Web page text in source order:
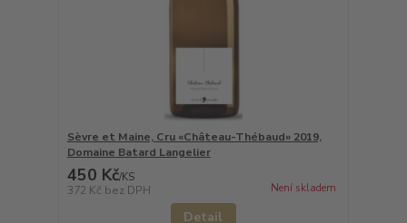
Sèvre et Maine, Cru «Château-Thébaud» 2019,
Domaine Batard Langelier
450 Kč/KS
372 Kč bez DPH Není skladem
Detail